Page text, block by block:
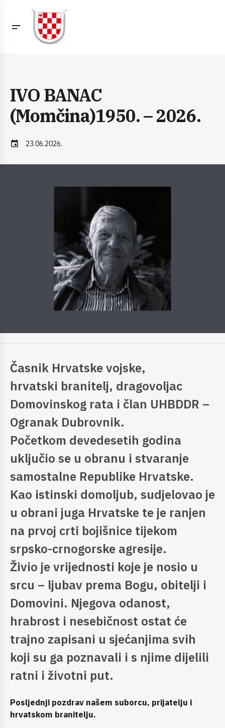
IVO BANAC
(Momčina)1950. – 2026.
event 23.06.2026.
Časnik Hrvatske vojske,
hrvatski branitelj, dragovoljac
Domovinskog rata i član UHBDDR –
Ogranak Dubrovnik.
Početkom devedesetih godina
uključio se u obranu i stvaranje
samostalne Republike Hrvatske.
Kao istinski domoljub, sudjelovao je
u obrani juga Hrvatske te je ranjen
na prvoj crti bojišnice tijekom
srpsko-crnogorske agresije.
Živio je vrijednosti koje je nosio u
srcu – ljubav prema Bogu, obitelji i
Domovini. Njegova odanost,
hrabrost i nesebičnost ostat će
trajno zapisani u sjećanjima svih
koji su ga poznavali i s njime dijelili
ratni i životni put.
Posljednji pozdrav našem suborcu, prijatelju i
hrvatskom branitelju.